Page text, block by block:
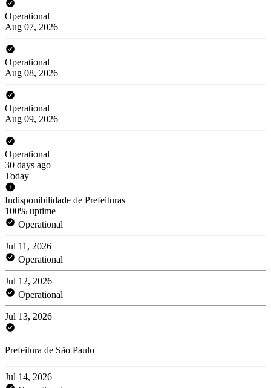
Operational
Aug 07, 2026
Operational
Aug 08, 2026
Operational
Aug 09, 2026
Operational
30 days ago
Today
Indisponibilidade de Prefeituras
100% uptime
Operational
Jul 11, 2026
Operational
Jul 12, 2026
Operational
Jul 13, 2026
Prefeitura de São Paulo
Jul 14, 2026